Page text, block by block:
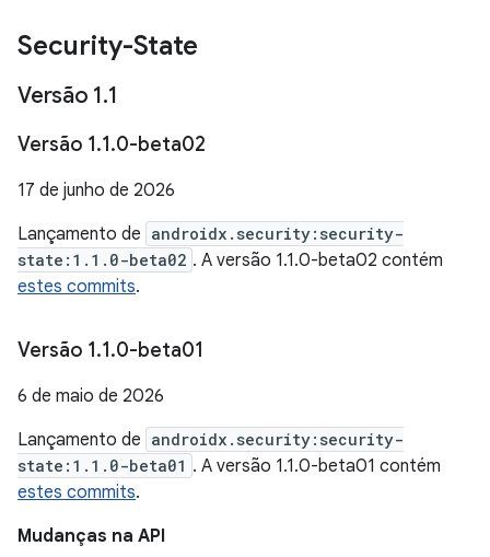
Security-State
Versão 1.1
Versão 1.1.0-beta02
17 de junho de 2026
Lançamento de androidx.security:security-
state:1.1.0-beta02 . A versão 1.1.0-beta02 contém
estes commits.
Versão 1.1.0-beta01
6 de maio de 2026
Lançamento de androidx.security:security-
state:1.1.0-beta01 . A versão 1.1.0-beta01 contém
estes commits.
Mudanças na API